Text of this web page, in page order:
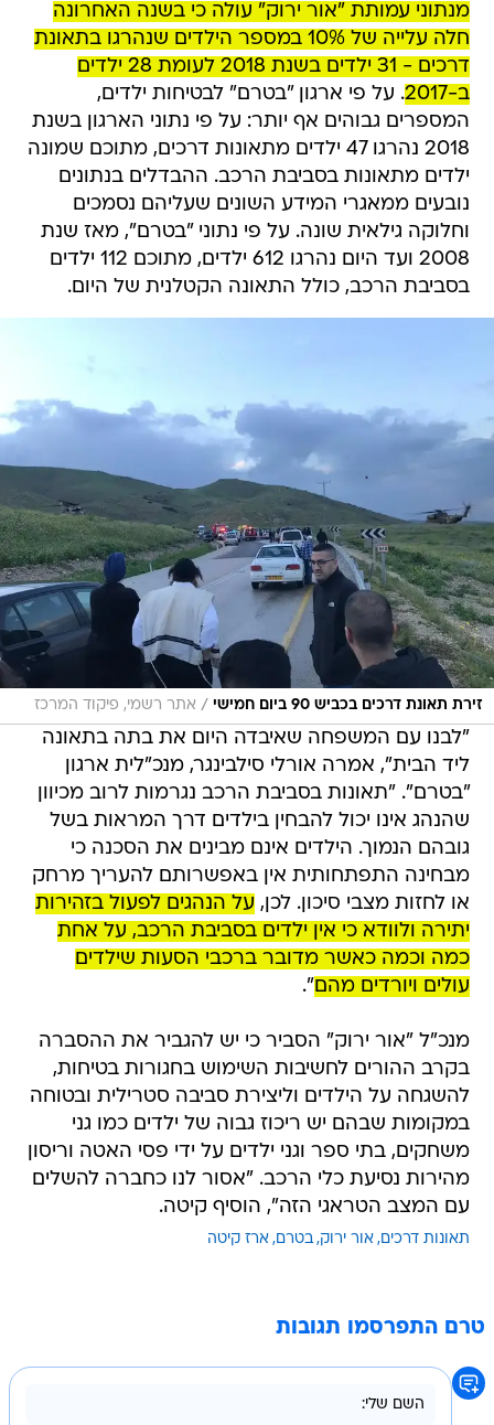
מנתוני עמותת "אור ירוק" עולה כי בשנה האחרונה
חלה עלייה של 10% במספר הילדים שנהרגו בתאונת
דרכים - 31 ילדים בשנת 2018 לעומת 28 ילדים
ב-2017
. על פי ארגון "בטרם" לבטיחות ילדים,
המספרים גבוהים אף יותר: על פי נתוני הארגון בשנת
2018 נהרגו 47 ילדים מתאונות דרכים, מתוכם שמונה
ילדים מתאונות בסביבת הרכב. ההבדלים בנתונים
נובעים ממאגרי המידע השונים שעליהם נסמכים
וחלוקה גילאית שונה. על פי נתוני "בטרם", מאז שנת
2008 ועד היום נהרגו 612 ילדים, מתוכם 112 ילדים
בסביבת הרכב, כולל התאונה הקטלנית של היום.
זירת תאונת דרכים בכביש 90 ביום חמישי / אתר רשמי, פיקוד המרכז
"לבנו עם המשפחה שאיבדה היום את בתה בתאונה
ליד הבית", אמרה אורלי סילבינגר, מנכ"לית ארגון
"בטרם". "תאונות בסביבת הרכב נגרמות לרוב מכיוון
שהנהג אינו יכול להבחין בילדים דרך המראות בשל
גובהם הנמוך. הילדים אינם מבינים את הסכנה כי
מבחינה התפתחותית אין באפשרותם להעריך מרחק
או לחזות מצבי סיכון. לכן, על הנהגים לפעול בזהירות
יתירה ולוודא כי אין ילדים בסביבת הרכב, על אחת
כמה וכמה כאשר מדובר ברכבי הסעות שילדים
עולים ויורדים מהם".
מנכ"ל "אור ירוק" הסביר כי יש להגביר את ההסברה
בקרב ההורים לחשיבות השימוש בחגורות בטיחות,
להשגחה על הילדים וליצירת סביבה סטרילית ובטוחה
במקומות שבהם יש ריכוז גבוה של ילדים כמו גני
משחקים, בתי ספר וגני ילדים על ידי פסי האטה וריסון
מהירות נסיעת כלי הרכב. "אסור לנו כחברה להשלים
עם המצב הטראגי הזה", הוסיף קיטה.
תאונות דרכים אור ירוק בטרם ארז קיטה
טרם התפרסמו תגובות